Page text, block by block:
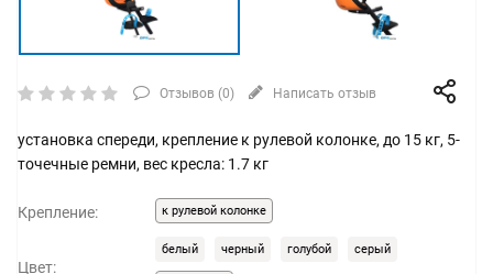
Отзывов (0) Написать отзыв
установка спереди, крепление к рулевой колонке, до 15 кг, 5-
точечные ремни, вес кресла: 1.7 кг
Крепление: к рулевой колонке
Цвет:
белый черный голубой серый